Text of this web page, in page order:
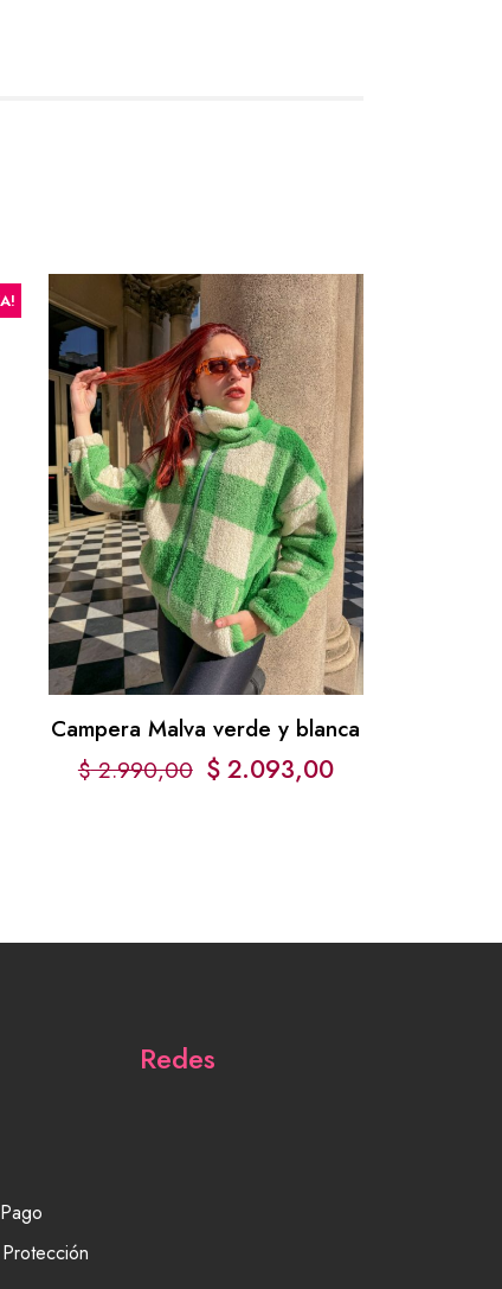
Campera Malva verde y blanca
$2.990,00 $2.093,00
Redes